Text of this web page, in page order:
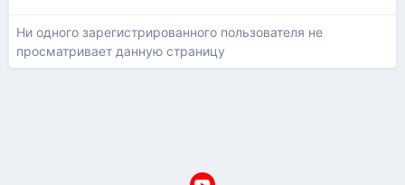
Ни одного зарегистрированного пользователя не
просматривает данную страницу